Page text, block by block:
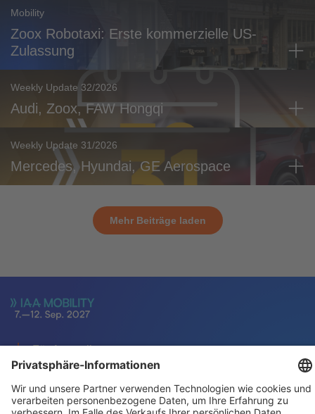
Mobility
Zoox Robotaxi: Erste kommerzielle US-
Zulassung
Weekly Update 32/2026
Audi, Zoox, FAW Hongqi
Weekly Update 31/2026
Mercedes, Hyundai, GE Aerospace
Mehr Beiträge laden
Für Aussteller
Besucher